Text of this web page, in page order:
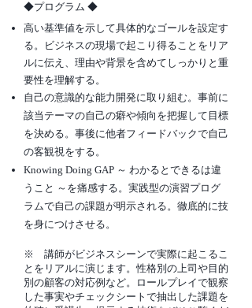
​◆プログラム ◆
高い基準値を示して具体的なゴールを設定す
る。ビジネスの現場で起こり得ることをリア
ルに伝え、 理由や背景を含めてしっかりと重
要性を理解する。
自己の意識的な能力開発に取り組む。事前に
該当テーマの自己の癖や傾向 を把握して目標
を決める。 事後に他者フィードバックで自己
の客観視をする。
Knowing Doing GAP ～ わかるとできるは違
うこと ～を痛感する。実践型の演習プログ
ラムで自己の課題が明示される。徹底的に技
を身につけさせる。
※ 講師がビジネスシーンで実際に起こるこ
とをリアルに演じます。性格別の上司や目的
別の顧客の対応例など。ロールプレイで観察
した事実やチェックシートで抽出した課題を